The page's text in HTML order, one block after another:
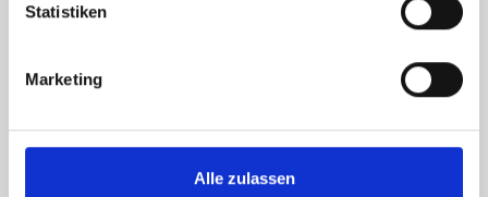
Statistiken
Marketing
Alle zulassen
Osmium Maxi-Bar-